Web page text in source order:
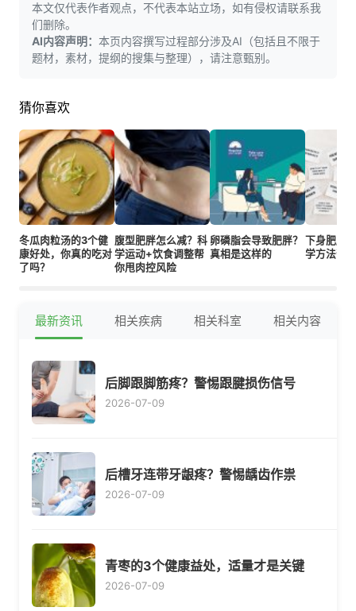
本文仅代表作者观点，不代表本站立场，如有侵权请联系我
们删除。
AI内容声明： 本页内容撰写过程部分涉及AI（包括且不限于
题材，素材，提纲的搜集与整理），请注意甄别。
猜你喜欢
冬瓜肉粒汤的3个健
康好处，你真的吃对
了吗？
腹型肥胖怎么减？科
学运动+饮食调整帮
你甩肉控风险
卵磷脂会导致肥胖？
真相是这样的
下身肥胖
学方法帮
最新资讯 相关疾病 相关科室 相关内容
后脚跟脚筋疼？警惕跟腱损伤信号
2026-07-09
后槽牙连带牙龈疼？警惕龋齿作祟
2026-07-09
青枣的3个健康益处，适量才是关键
2026-07-09